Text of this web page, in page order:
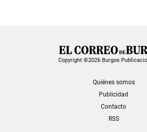
Copyright ©2026 Burgos
Quiénes somos
Publicidad
Contacto
RSS